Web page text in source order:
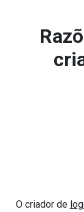
O criador de